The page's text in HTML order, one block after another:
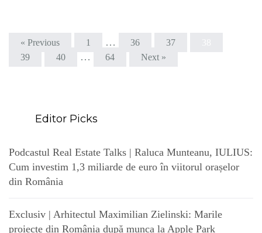
« Previous 1 … 36 37
39
40 … 64 Next »
Editor Picks
Podcastul Real Estate Talks | Raluca Munteanu, IULIUS:
Cum investim 1,3 miliarde de euro în viitorul orașelor
din România
Exclusiv | Arhitectul Maximilian Zielinski: Marile
proiecte din România după munca la Apple Park